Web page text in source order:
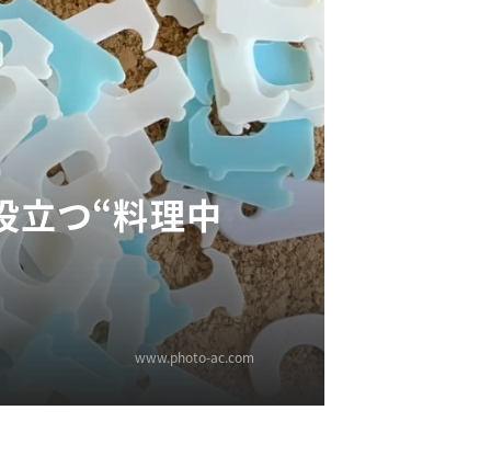
立つ“料理中
www.photo-ac.com